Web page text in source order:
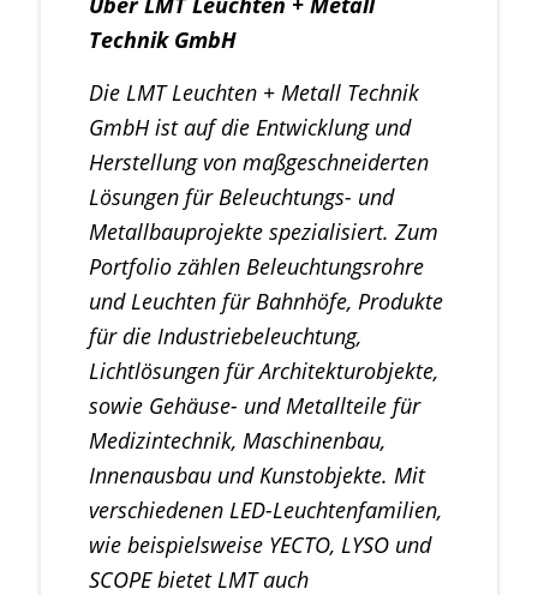
Technik GmbH
Die LMT Leuchten + Metall Technik
GmbH ist auf die Entwicklung und
Herstellung von maßgeschneiderten
Lösungen für Beleuchtungs- und
Metallbauprojekte spezialisiert. Zum
Portfolio zählen Beleuchtungsrohre
und Leuchten für Bahnhöfe, Produkte
für die Industriebeleuchtung,
Lichtlösungen für Architekturobjekte,
sowie Gehäuse- und Metallteile für
Medizintechnik, Maschinenbau,
Innenausbau und Kunstobjekte. Mit
verschiedenen LED-Leuchtenfamilien,
wie beispielsweise YECTO, LYSO und
SCOPE bietet LMT auch